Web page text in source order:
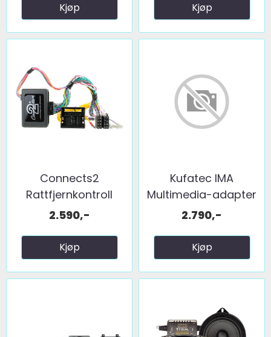
Kjøp Kjøp
Connects2
Rattfjernkontroll
interface ...
2.590,-
Kjøp
Kufatec IMA
Multimedia-adapter
BMW ...
2.790,-
Kjøp